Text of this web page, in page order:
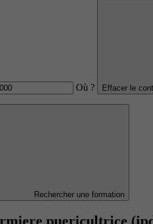
Où ? Effacer le
Rechercher une formation
puericultrice